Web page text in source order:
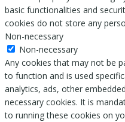
basic functionalities and
cookies do not store any
Non-necessary
Non-necessary
Any cookies that may not be
to function and is used
analytics, ads, other
necessary cookies. It is
to running these cookies on